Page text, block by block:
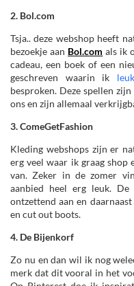
2. Bol.com
Tsja.. deze webshop heeft
bezoekje aan Bol.com als ik
cadeau, een boek of een
geschreven waarin ik
besproken. Deze spellen
ons en zijn allemaal
3. ComeGetFashion
Kleding webshops zijn er
erg veel waar ik graag shop
van. Zeker in de zomer
aanbied heel erg leuk.
ontzettend aan en
en cut out boots.
4. De Bijenkorf
Zo nu en dan wil ik nog
merk dat dit vooral in het